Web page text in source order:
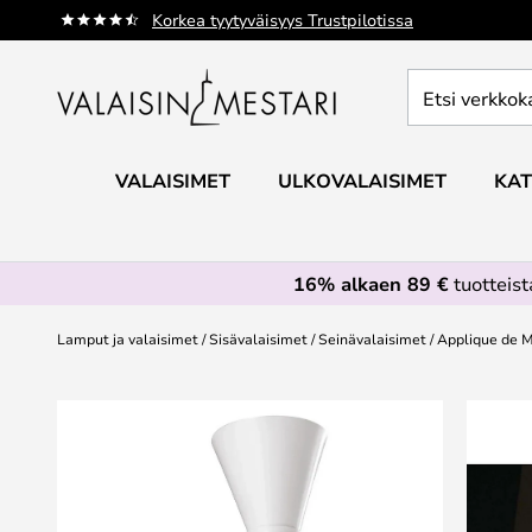
Korkea tyytyväisyys Trustpilotissa
Skip
to
verkkokaupan
VALAISIMET ULKOVALAISIMET
16% alkaen 89 €
Lamput ja valaisimet Sisävalaisimet Seinävalaisimet Applique de